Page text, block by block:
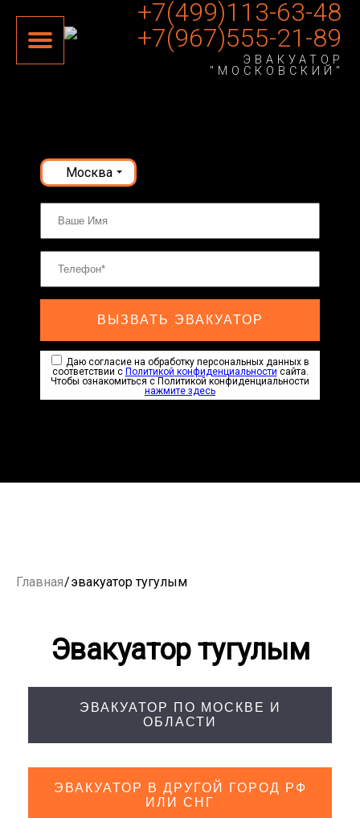
+7(499)113-63-48
+7(967)555-21-89
ЭВАКУАТОР
"МОСКОВСКИЙ"
Москва
ВЫЗВАТЬ ЭВАКУАТОР
Даю согласие на обработку персональных данных в
соответствии с Политикой конфиденциальности сайта.
Чтобы ознакомиться с Политикой конфиденциальности
нажмите здесь
Главная/эвакуатор тугулым
Эвакуатор тугулым
ЭВАКУАТОР ПО МОСКВЕ И
ОБЛАСТИ
ЭВАКУАТОР В ДРУГОЙ ГОРОД РФ
ИЛИ СНГ